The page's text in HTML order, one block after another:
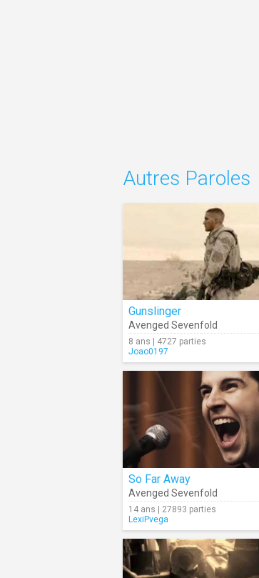
Autres Paroles
Gunslinger
Avenged Sevenfold
8 ans | 4727 parties
Joao0197
So Far Away
Avenged Sevenfold
14 ans | 27893 parties
LexiPvega